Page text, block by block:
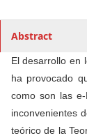
Abstract
El desarrollo en
ha provocado
como son las
inconvenientes
teórico de la